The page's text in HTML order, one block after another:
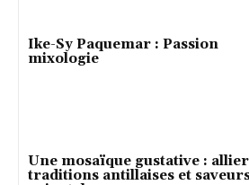
Ike-Sy Paquemar : Passion
mixologie
Une mosaïque gustative : allier
traditions antillaises et